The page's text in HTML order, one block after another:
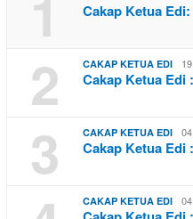
Cakap Ketua
2 CAKAP KETUA EDI
Cakap Ketua
3 CAKAP KETUA EDI
Cakap Ketua
CAKAP KETUA EDI